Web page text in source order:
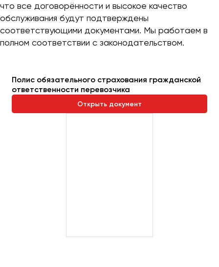
что все договорённости и высокое качество
обслуживания будут подтверждены
соответствующими документами. Мы работаем в
полном соответствии с законодательством.
Полис обязательного страхования гражданской
ответственности перевозчика
Открыть документ